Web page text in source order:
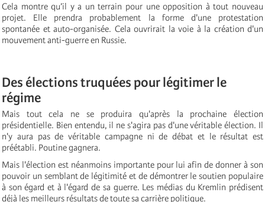
Cela montre qu’il y a un terrain pour une opposition à tout nouveau
projet. Elle prendra probablement la forme d'une protestation
spontanée et auto-organisée. Cela ouvrirait la voie à la création d'un
mouvement anti-guerre en Russie.
Des élections truquées pour légitimer le
régime
Mais tout cela ne se produira qu'après la prochaine élection
présidentielle. Bien entendu, il ne s'agira pas d'une véritable élection. Il
n'y aura pas de véritable campagne ni de débat et le résultat est
préétabli. Poutine gagnera.
Mais l'élection est néanmoins importante pour lui afin de donner à son
pouvoir un semblant de légitimité et de démontrer le soutien populaire
à son égard et à l'égard de sa guerre. Les médias du Kremlin prédisent
déjà les meilleurs résultats de toute sa carrière politique.